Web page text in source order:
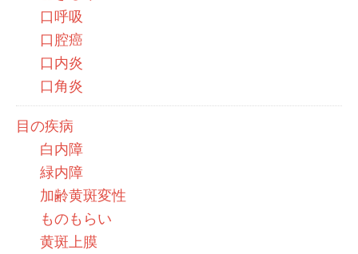
口呼吸
口腔癌
口内炎
口角炎
目の疾病
白内障
緑内障
加齢黄斑変性
ものもらい
黄斑上膜